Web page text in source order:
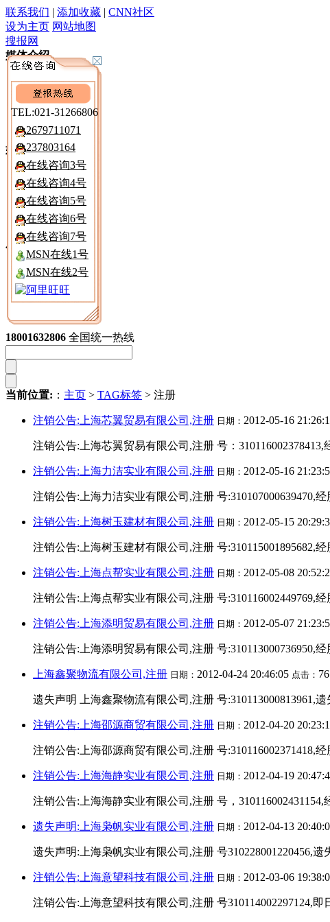
联系我们 | 添加收藏 | CNN社区
设为主页 网站地图
搜报网
媒体介绍
深度资讯
广告报价
电 子 报
遗失声明
媒介分析
区域市场
注销公告
减资公告
清算公告
广告购买
报纸折扣
寻人寻物
律师声明
18001632806 全国统一热线
当前位置: ： 主页 > TAG标签 > 注册
注销公告:上海芯翼贸易有限公司,注册 日期： 2012-05-16
注销公告:上海芯翼贸易有限公司,注册 号：
注销公告:上海力洁实业有限公司,注册 日期： 2012-05-16
注销公告:上海力洁实业有限公司,注册 号:310107000639470,
注销公告:上海树玉建材有限公司,注册 日期： 2012-05-15
注销公告:上海树玉建材有限公司,注册 号:310115001895682,
注销公告:上海点帮实业有限公司,注册 日期： 2012-05-08
注销公告:上海点帮实业有限公司,注册 号:310116002449769,
注销公告:上海添明贸易有限公司,注册 日期： 2012-05-07
注销公告:上海添明贸易有限公司,注册 号:310113000736950,
上海鑫聚物流有限公司,注册 日期： 2012-04-24 20:46:05 点击： 76
遗失声明 上海鑫聚物流有限公司,注册 号:310113000813961,
注销公告:上海邵源商贸有限公司,注册 日期： 2012-04-20
注销公告:上海邵源商贸有限公司,注册 号:310116002371418,
注销公告:上海海静实业有限公司,注册 日期： 2012-04-19
注销公告:上海海静实业有限公司,注册 号，
遗失声明:上海枭帆实业有限公司,注册 日期： 2012-04-13
遗失声明:上海枭帆实业有限公司,注册 号310228001220456,遗
注销公告:上海意望科技有限公司,注册 日期： 2012-03-06
注销公告:上海意望科技有限公司,注册 号310114002297124,即
TEL:021-31266806
2679711071
237803164
在线咨询3号
在线咨询4号
在线咨询5号
在线咨询6号
在线咨询7号
MSN在线1号
MSN在线2号